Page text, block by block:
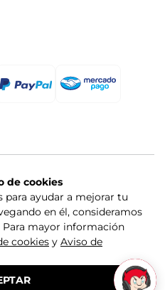
Todos los derechos
de cookies
para ayudar a mejorar tu
en él, consideramos
Para mayor información
cookies y Aviso de